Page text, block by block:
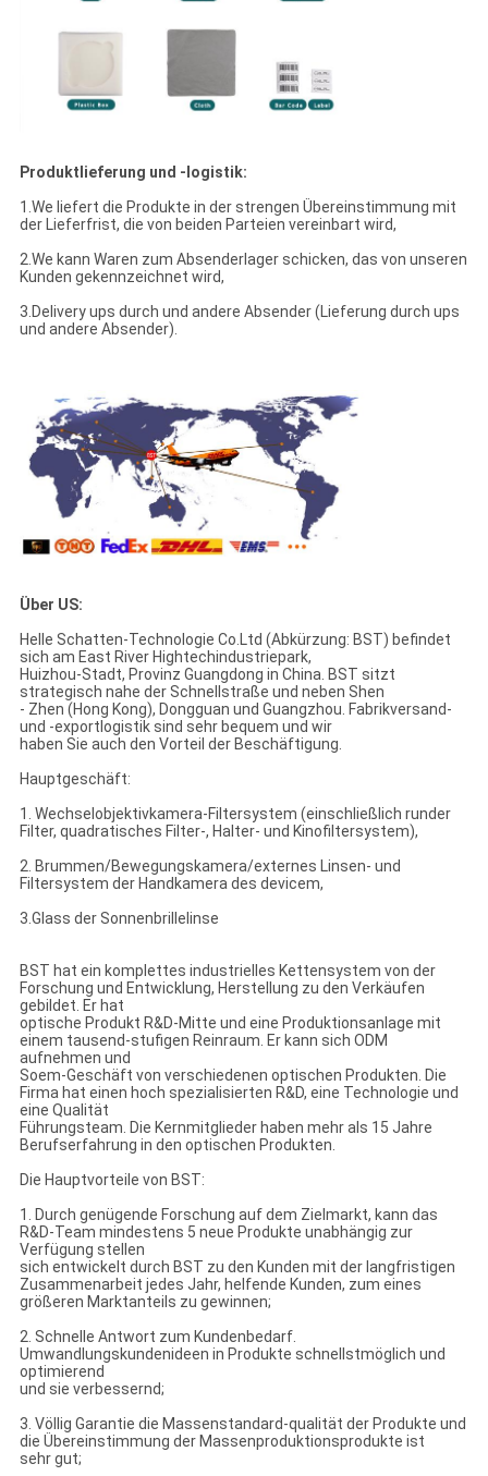
Produktlieferung und -logistik:
1.We liefert die Produkte in der strengen Übereinstimmung mit
der Lieferfrist, die von beiden Parteien vereinbart wird,
2.We kann Waren zum Absenderlager schicken, das von unseren
Kunden gekennzeichnet wird,
3.Delivery ups durch und andere Absender (Lieferung durch ups
und andere Absender).
Über US:
Helle Schatten-Technologie Co.Ltd (Abkürzung: BST) befindet
sich am East River Hightechindustriepark,
Huizhou-Stadt, Provinz Guangdong in China. BST sitzt
strategisch nahe der Schnellstraße und neben Shen
- Zhen (Hong Kong), Dongguan und Guangzhou. Fabrikversand-
und -exportlogistik sind sehr bequem und wir
haben Sie auch den Vorteil der Beschäftigung.
Hauptgeschäft:
1. Wechselobjektivkamera-Filtersystem (einschließlich runder
Filter, quadratisches Filter-, Halter- und Kinofiltersystem),
2. Brummen/Bewegungskamera/externes Linsen- und
Filtersystem der Handkamera des devicem,
3.Glass der Sonnenbrillelinse
BST hat ein komplettes industrielles Kettensystem von der
Forschung und Entwicklung, Herstellung zu den Verkäufen
gebildet. Er hat
optische Produkt R&D-Mitte und eine Produktionsanlage mit
einem tausend-stufigen Reinraum. Er kann sich ODM
aufnehmen und
Soem-Geschäft von verschiedenen optischen Produkten. Die
Firma hat einen hoch spezialisierten R&D, eine Technologie und
eine Qualität
Führungsteam. Die Kernmitglieder haben mehr als 15 Jahre
Berufserfahrung in den optischen Produkten.
Die Hauptvorteile von BST:
1. Durch genügende Forschung auf dem Zielmarkt, kann das
R&D-Team mindestens 5 neue Produkte unabhängig zur
Verfügung stellen
sich entwickelt durch BST zu den Kunden mit der langfristigen
Zusammenarbeit jedes Jahr, helfende Kunden, zum eines
größeren Marktanteils zu gewinnen;
2. Schnelle Antwort zum Kundenbedarf.
Umwandlungskundenideen in Produkte schnellstmöglich und
optimierend
und sie verbessernd;
3. Völlig Garantie die Massenstandard-qualität der Produkte und
die Übereinstimmung der Massenproduktionsprodukte ist
sehr gut;